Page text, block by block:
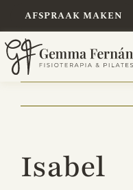
de
inhoud
AFSPRAAK MAKEN
Isabel